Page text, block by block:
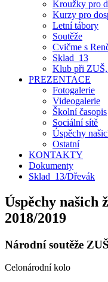
Kroužky pro
Kurzy pro
Letní tábory
Soutěže
Cvičme s
Sklad_13
Klub při ZUŠ,
PREZENTACE
Fotogalerie
Videogalerie
Školní časopis
Sociální sítě
Úspěchy
Ostatní
KONTAKTY
Dokumenty
Sklad_13/Dřevák
Úspěchy našich
2018/2019
Národní soutěže
Celonárodní kolo